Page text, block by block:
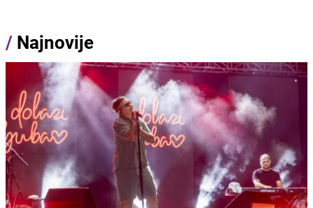
/ Najnovije